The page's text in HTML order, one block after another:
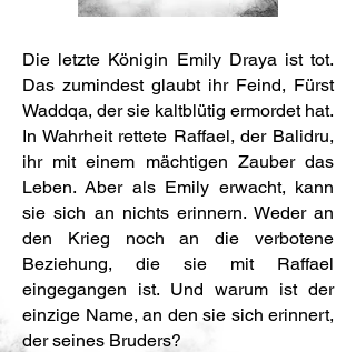
Die letzte Königin Emily Draya ist tot.
Das zumindest glaubt ihr Feind, Fürst
Waddqa, der sie kaltblütig ermordet hat.
In Wahrheit rettete Raffael, der Balidru,
ihr mit einem mächtigen Zauber das
Leben. Aber als Emily erwacht, kann
sie sich an nichts erinnern. Weder an
den Krieg noch an die verbotene
Beziehung, die sie mit Raffael
eingegangen ist. Und warum ist der
einzige Name, an den sie sich erinnert,
der seines Bruders?